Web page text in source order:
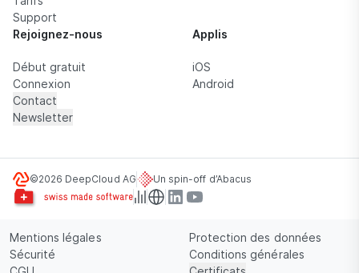
Support
Rejoignez-nous
Début gratuit
Connexion
Contact
Newsletter
Applis
iOS
Android
©2026 DeepCloud AG Un spin-off d’Abacus
Mentions légales
Protection des données
Sécurité
Conditions générales